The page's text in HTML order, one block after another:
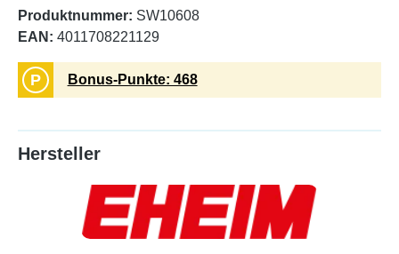
Produktnummer: SW10608
EAN: 4011708221129
P Bonus-Punkte: 468
Hersteller